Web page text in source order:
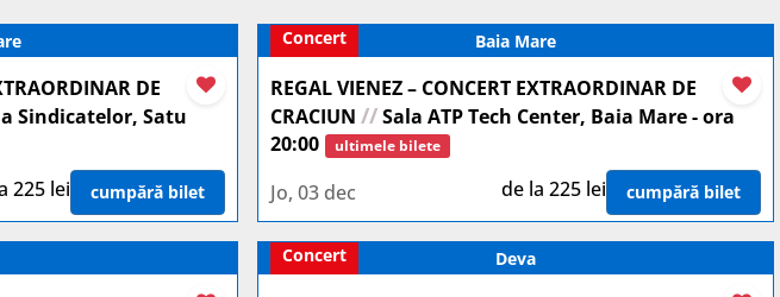
DE
Sindicatelor, Satu
225 lei cumpără bilet
Baia Mare
Concert
REGAL VIENEZ – CONCERT EXTRAORDINAR DE
CRACIUN //Sala ATP Tech Center, Baia Mare - ora
20:00
ultimele bilete
Jo, 03 dec de la 225 lei cumpără bilet
Deva
Concert